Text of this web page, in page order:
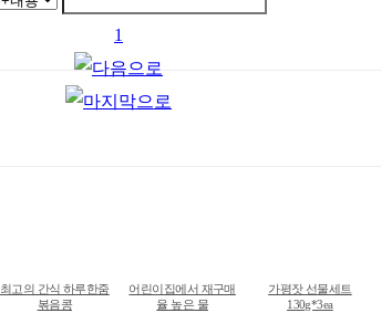
1
최고의 간식 하루한줌
볶음콩
어린이집에서 재구매
율 높은 물
가평잣 선물세트
130g*3ea